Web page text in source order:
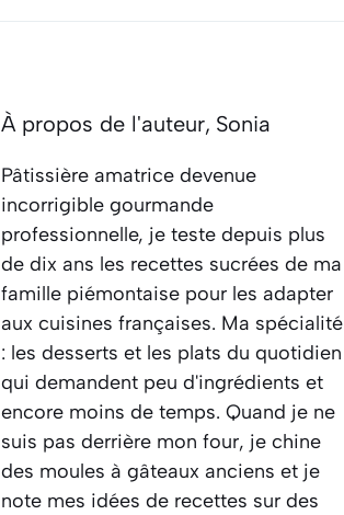
À propos de l'auteur, Sonia
Pâtissière amatrice devenue
incorrigible gourmande
professionnelle, je teste depuis plus
de dix ans les recettes sucrées de ma
famille piémontaise pour les adapter
aux cuisines françaises. Ma spécialité
: les desserts et les plats du quotidien
qui demandent peu d'ingrédients et
encore moins de temps. Quand je ne
suis pas derrière mon four, je chine
des moules à gâteaux anciens et je
note mes idées de recettes sur des